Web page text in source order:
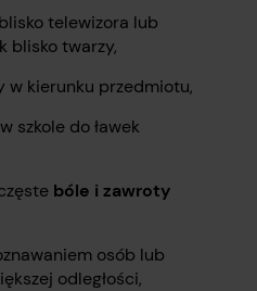
telewizora lub
blisko twarzy,
w kierunku przedmiotu,
szkole do ławek
bóle i zawroty
osób lub
odległości,